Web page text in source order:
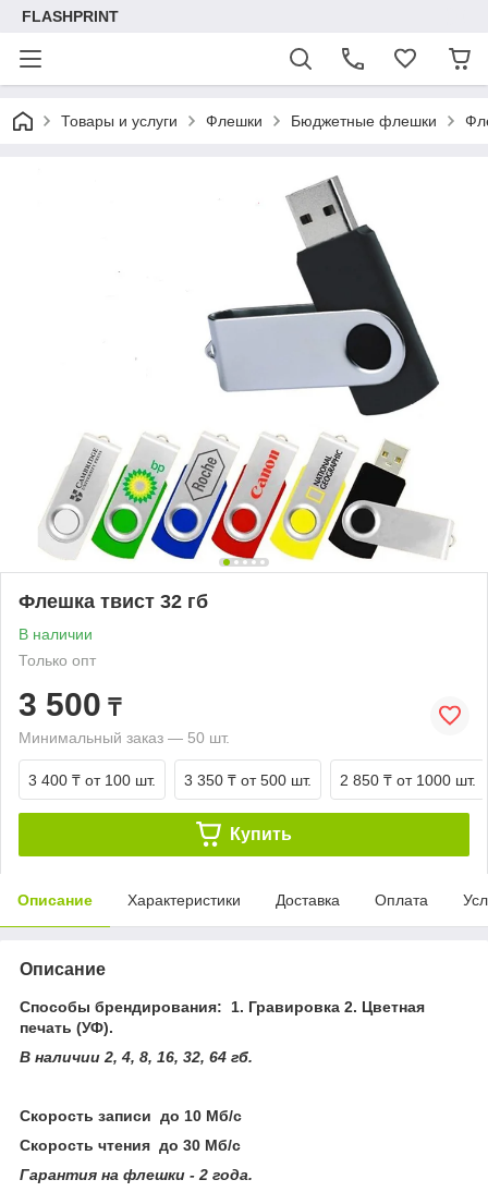
FLASHPRINT
Товары и услуги Флешки Бюджетные флешки
Флешка твист 32 гб
В наличии
Только опт
3 500 ₸
Минимальный заказ — 50 шт.
3 400 ₸ от 100 шт. 3 350 ₸ от 500 шт. 2 850 ₸ от 1000 шт.
Купить
Описание Характеристики Доставка Оплата
Описание
Способы брендирования: 1. Гравировка 2. Цветная
печать (УФ).
В наличии 2, 4, 8, 16, 32, 64 гб.
Скорость записи до 10 Мб/с
Скорость чтения до 30 Мб/с
Гарантия на флешки - 2 года.